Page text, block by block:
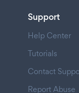
Support
Help Center
Tutorials
Contact
Report Abuse